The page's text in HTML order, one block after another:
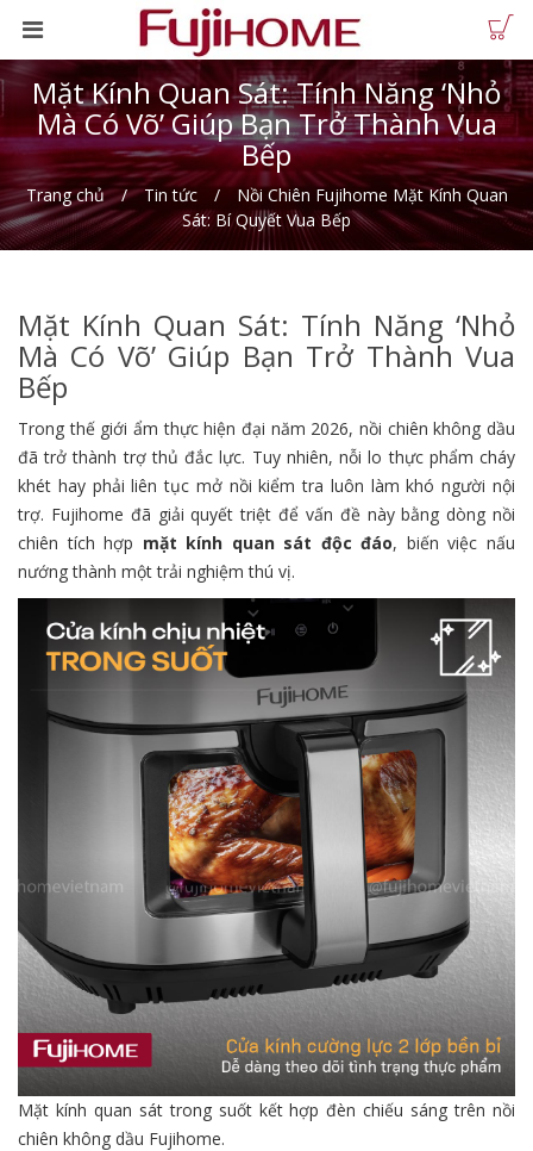
Mặt Kính Quan Sát: Tính Năng ‘Nhỏ
Mà Có Võ’ Giúp Bạn Trở Thành Vua
Bếp
Trang chủ Tin tức
Nồi Chiên Fujihome Mặt Kính Quan
Sát: Bí Quyết Vua Bếp
Mặt Kính Quan Sát: Tính Năng ‘Nhỏ
Mà Có Võ’ Giúp Bạn Trở Thành Vua
Bếp
Trong thế giới ẩm thực hiện đại năm 2026, nồi chiên không dầu
đã trở thành trợ thủ đắc lực. Tuy nhiên, nỗi lo thực phẩm cháy
khét hay phải liên tục mở nồi kiểm tra luôn làm khó người nội
trợ. Fujihome đã giải quyết triệt để vấn đề này bằng dòng nồi
chiên tích hợp mặt kính quan sát độc đáo, biến việc nấu
nướng thành một trải nghiệm thú vị.
Mặt kính quan sát trong suốt kết hợp đèn chiếu sáng trên nồi
chiên không dầu Fujihome.